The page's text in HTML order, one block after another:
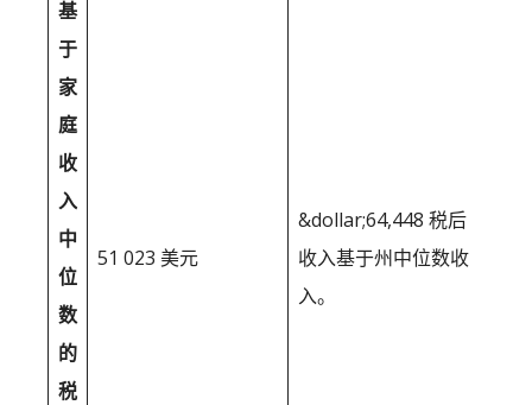
基
于
家
庭
收
入
中
位
数
的
税
51 023 美元
&dollar;64,448 税后
收入基于州中位数收
入。